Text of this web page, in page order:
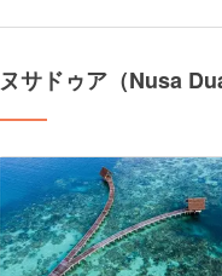
ヌサドゥア（Nusa